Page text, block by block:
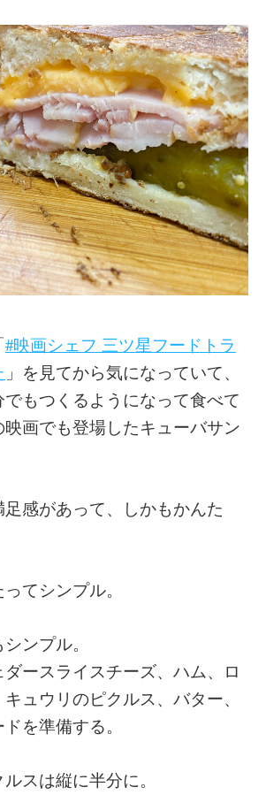
#映画シェフ 三ツ星フードトラ
」を見てから気になっていて、
もつくるようになって食べて
画でも登場したキューバサン
感があって、しかもかんた
てシンプル。
ンプル。
ースライスチーズ、ハム、ロ
ュウリのピクルス、バター、
を準備する。
スは縦に半分に。